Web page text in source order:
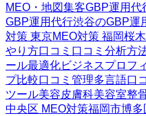
MEO・地図集客GBP運用代
GBP運用代行渋谷のGBP運
対策 東京MEO対策 福岡桜
やり方口コミ 口コミ分析方
ール最適化ビジネスプロフ
プ比較口コミ管理多言語口
ツール美容皮膚科美容室整
中央区 MEO対策福岡市博多